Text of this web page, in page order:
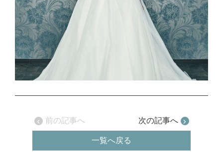
前の記事へ 次の記事へ
一覧へ戻る